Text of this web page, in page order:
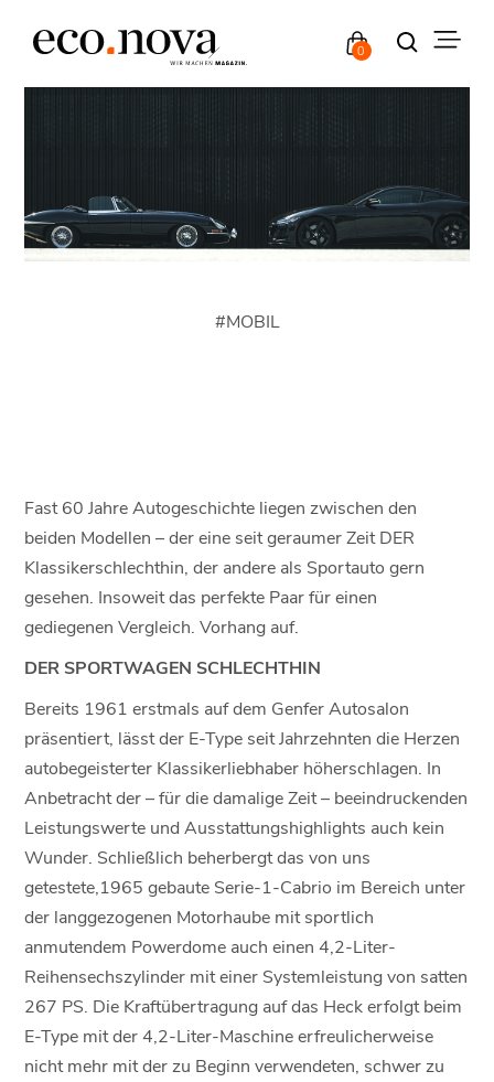
0
#MOBIL
Fast 60 Jahre Autogeschichte liegen zwischen den
beiden Modellen – der eine seit geraumer Zeit DER
Klassikerschlechthin, der andere als Sportauto gern
gesehen. Insoweit das perfekte Paar für einen
gediegenen Vergleich. Vorhang auf.
DER SPORTWAGEN SCHLECHTHIN
Bereits 1961 erstmals auf dem Genfer Autosalon
präsentiert, lässt der E-Type seit Jahrzehnten die Herzen
autobegeisterter Klassikerliebhaber höherschlagen. In
Anbetracht der – für die damalige Zeit – beeindruckenden
Leistungswerte und Ausstattungshighlights auch kein
Wunder. Schließlich beherbergt das von uns
getestete,1965 gebaute Serie-1-Cabrio im Bereich unter
der langgezogenen Motorhaube mit sportlich
anmutendem Powerdome auch einen 4,2-Liter-
Reihensechszylinder mit einer Systemleistung von satten
267 PS. Die Kraftübertragung auf das Heck erfolgt beim
E-Type mit der 4,2-Liter-Maschine erfreulicherweise
nicht mehr mit der zu Beginn verwendeten, schwer zu